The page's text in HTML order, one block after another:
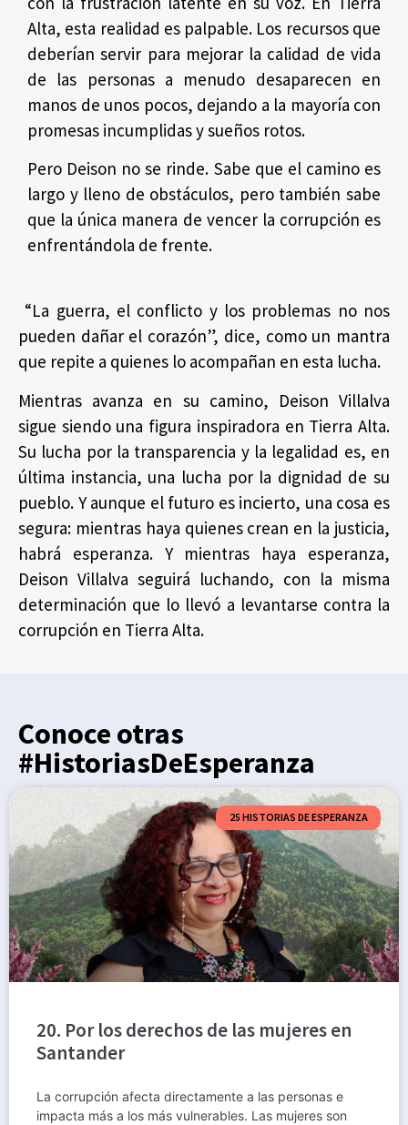
Alta, esta realidad es palpable. Los recursos que
deberían servir para mejorar la calidad de vida
de las personas a menudo desaparecen en
manos de unos pocos, dejando a la mayoría con
promesas incumplidas y sueños rotos.
Pero Deison no se rinde. Sabe que el camino es
largo y lleno de obstáculos, pero también sabe
que la única manera de vencer la corrupción es
enfrentándola de frente.
“La guerra, el conflicto y los problemas no nos
pueden dañar el corazón”, dice, como un mantra
que repite a quienes lo acompañan en esta lucha.
Mientras avanza en su camino, Deison Villalva
sigue siendo una figura inspiradora en Tierra Alta.
Su lucha por la transparencia y la legalidad es, en
última instancia, una lucha por la dignidad de su
pueblo. Y aunque el futuro es incierto, una cosa es
segura: mientras haya quienes crean en la justicia,
habrá esperanza. Y mientras haya esperanza,
Deison Villalva seguirá luchando, con la misma
determinación que lo llevó a levantarse contra la
corrupción en Tierra Alta.
Conoce otras
#HistoriasDeEsperanza
25 HISTORIAS DE ESPERANZA
20. Por los derechos de las mujeres en
Santander
La corrupción afecta directamente a las personas e
impacta más a los más vulnerables. Las mujeres son